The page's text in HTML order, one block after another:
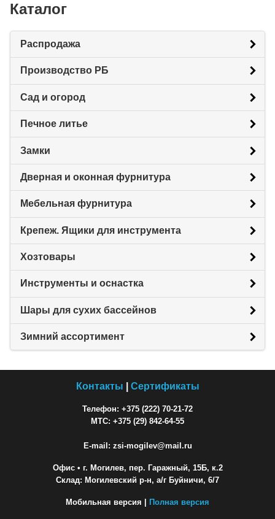
Каталог
Распродажа
Производство РБ
Сад и огород
Печное литье
Замки
Дверная и оконная фурнитура
Мебельная фурнитура
Крепеж. Ящики для инструмента
Хозтовары
Инструменты и оснастка
Шары для сухих бассейнов
Зимний ассортимент
Контакты Сертификаты
Телефон: +375 (222) 70-21-72
МТС: +375 (29) 842-64-55
E-mail: zsi-mogilev@mail.ru
Офис• г. Могилев, пер. Гаражный, 15Б, к.2
Склад: Могилевский р-н, а/г Буйничи, 6/7
Мобильная версия | Полная версия